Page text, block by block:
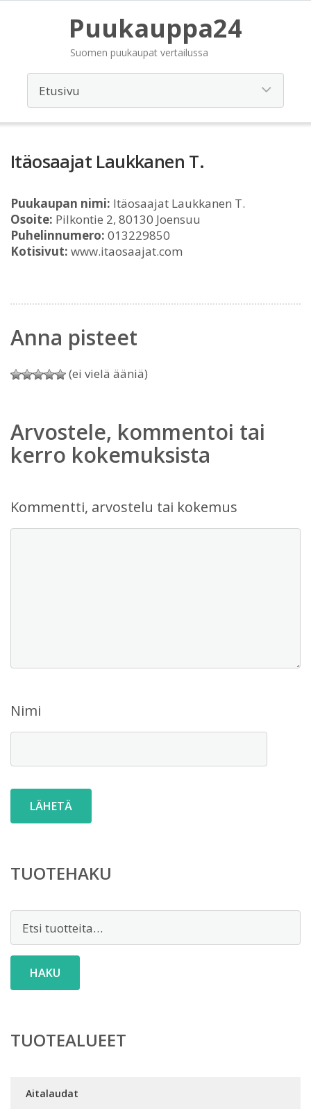
Puukauppa24
Suomen puukaupat vertailussa
Itäosaajat Laukkanen T.
Puukaupan nimi: Itäosaajat Laukkanen T.
Osoite: Pilkontie 2, 80130 Joensuu
Puhelinnumero: 013229850
Kotisivut: www.itaosaajat.com
Anna pisteet
(ei vielä ääniä)
Arvostele, kommentoi tai
kerro kokemuksista
Kommentti, arvostelu tai kokemus
Nimi
TUOTEHAKU
HAKU
TUOTEALUEET
Aitalaudat